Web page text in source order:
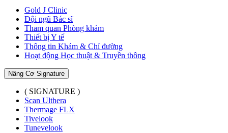
Gold J Clinic
Đội ngũ Bác sĩ
Tham quan Phòng khám
Thiết bị Y tế
Thông tin Khám & Chỉ đường
Hoạt động Học thuật & Truyền thông
Nâng Cơ Signature
( SIGNATURE )
Scan Ulthera
Thermage FLX
Tivelook
Tunevelook